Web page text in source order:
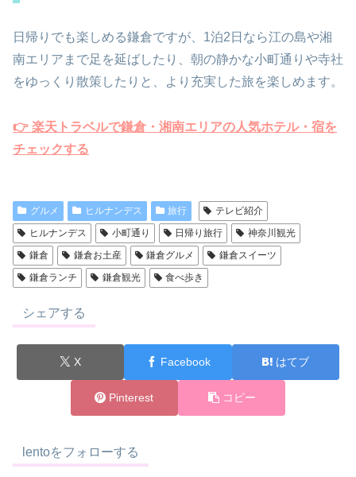
日帰りでも楽しめる鎌倉ですが、1泊2日なら江の島や湘
南エリアまで足を延ばしたり、朝の静かな小町通りや寺社
をゆっくり散策したりと、より充実した旅を楽しめます。
👉 楽天トラベルで鎌倉・湘南エリアの人気ホテル・宿を
チェックする
グルメ ヒルナンデス 旅行
テレビ紹介
ヒルナンデス
小町通り 日帰り旅行
神奈川観光
鎌倉
鎌倉お土産 鎌倉グルメ
鎌倉スイーツ
鎌倉ランチ
鎌倉観光 食べ歩き
シェアする
X Facebook はてブ
Pinterest コピー
lentoをフォローする